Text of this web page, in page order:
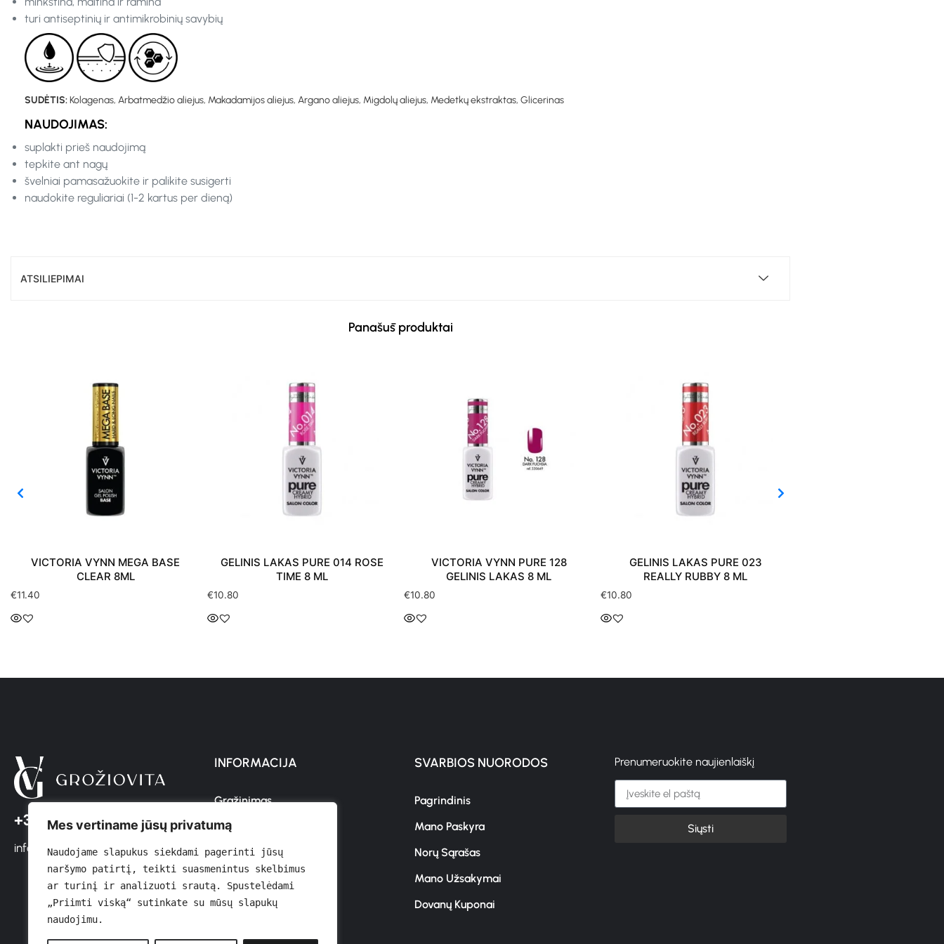
Mes vertiname jūsų privatumą
Naudojame slapukus siekdami pagerinti jūsų
naršymo patirtį, teikti suasmenintus skelbimus
ar turinį ir analizuoti srautą. Spustelėdami
„Priimti viską“ sutinkate su mūsų slapukų
naudojimu.
turi antiseptinių ir antimikrobinių savybių
SUDĖTIS:Kolagenas, Arbatmedžio aliejus, Makadamijos aliejus, Argano aliejus, Migdolų aliejus, Medetkų ekstraktas, Glicerinas
NAUDOJIMAS:
suplakti prieš naudojimą
tepkite ant nagų
švelniai pamasažuokite ir palikite susigerti
naudokite reguliariai (1-2 kartus per dieną)
ATSILIEPIMAI
Panašūs produktai
GELINIS LAKAS PURE 014 ROSE
TIME 8 ML
VICTORIA VYNN PURE 128
GELINIS LAKAS 8 ML
GELINIS LAKAS PURE 023
REALLY RUBBY 8 ML
GELINIS LAKAS PURE 016 LILAC
MAY 8 ML
+37064611366
info@groziovita.lt
INFORMACIJA
Grąžinimas
Pristatymas
Sąlygos ir Nuostatos
Privatumo Politika
Kontaktai
SVARBIOS NUORODOS
Pagrindinis
Mano Paskyra
Norų Sąrašas
Mano Užsakymai
Dovanų Kuponai
Prenumeruokite naujienlaiškį
Siųsti